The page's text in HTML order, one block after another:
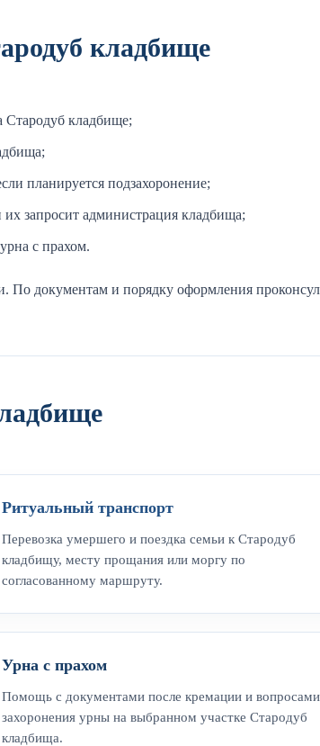
кладбище
Стародуб кладбище;
планируется подзахоронение;
запросит администрация кладбища;
с прахом.
документам и порядку оформления
Ритуальный транспорт
Перевозка умершего и поездка семьи к Стародуб
кладбищу, месту прощания или моргу по
согласованному маршруту.
Урна с прахом
Помощь с документами после кремации и вопросами
захоронения урны на выбранном участке Стародуб
кладбища.